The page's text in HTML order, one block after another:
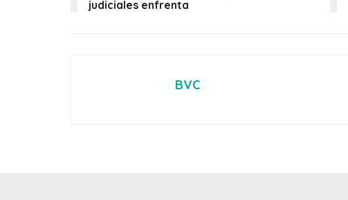
judiciales enfrenta
BVC